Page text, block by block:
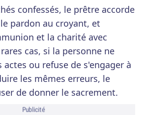
confessés, le prêtre accorde
pardon au croyant, et
et la charité avec
cas, si la personne ne
actes ou refuse de s'engager à
les mêmes erreurs, le
de donner le sacrement.
Publicité